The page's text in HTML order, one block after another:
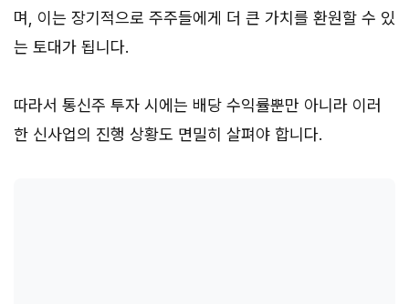
며, 이는 장기적으로 주주들에게 더 큰 가치를 환원할 수 있
는 토대가 됩니다.
따라서 통신주 투자 시에는 배당 수익률뿐만 아니라 이러
한 신사업의 진행 상황도 면밀히 살펴야 합니다.